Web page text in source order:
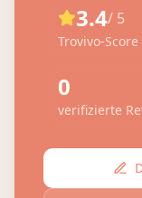
3.4/ 5
Trovivo-Score
0
verifizierte